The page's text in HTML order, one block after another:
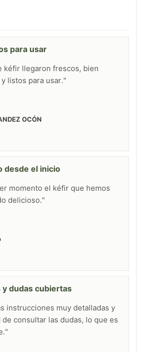
para usar
kéfir llegaron frescos, bien
listos para usar."
OCÓN
desde el inicio
momento el kéfir que hemos
delicioso."
dudas cubiertas
instrucciones muy detalladas y
consultar las dudas, lo que es